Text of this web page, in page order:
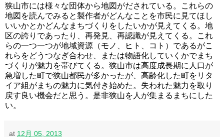
狭山市には様々な団体から地図がだされている。これらの
地図を読んでみると製作者がどんなことを市民に見てほし
いいかとかどんなまちづくりをしたいかが見えてくる。地
区の誇りであったり、再発見、再認識が見えてくる。これ
らの一つ一つが地域資源（モノ、ヒト、コト）であるがこ
れらをどうつなぎ合わせ、または物語化していくかでまち
づくりが魅力を帯びてくる。狭山市は高度成長期に人口が
急増した町で狭山都民が多かったが、高齢化した町をリタ
イア組がまちの魅力に気付き始めた。失われた魅力を取り
戻す良い機会だと思う。是非狭山を人が集まるまちにした
い。
at 12月 05, 2013